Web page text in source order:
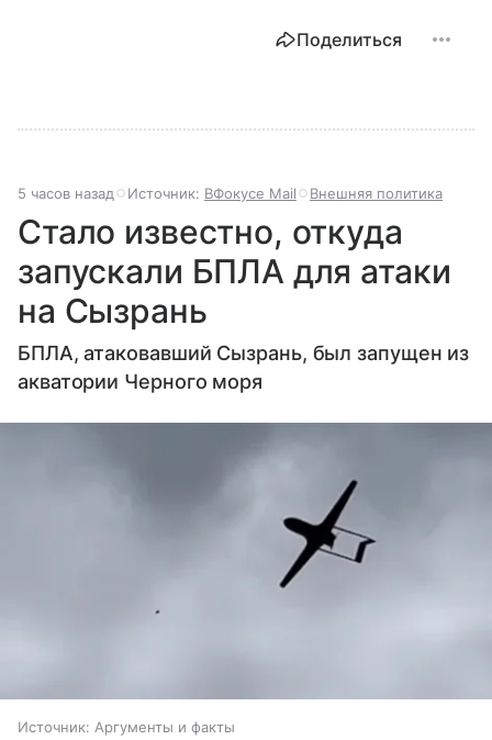
Поделиться
5 часов назад Источник: ВФокусе Mail Внешняя политика
Стало известно, откуда
запускали БПЛА для атаки
на Сызрань
БПЛА, атаковавший Сызрань, был запущен из
акватории Черного моря
Источник: Аргументы и факты